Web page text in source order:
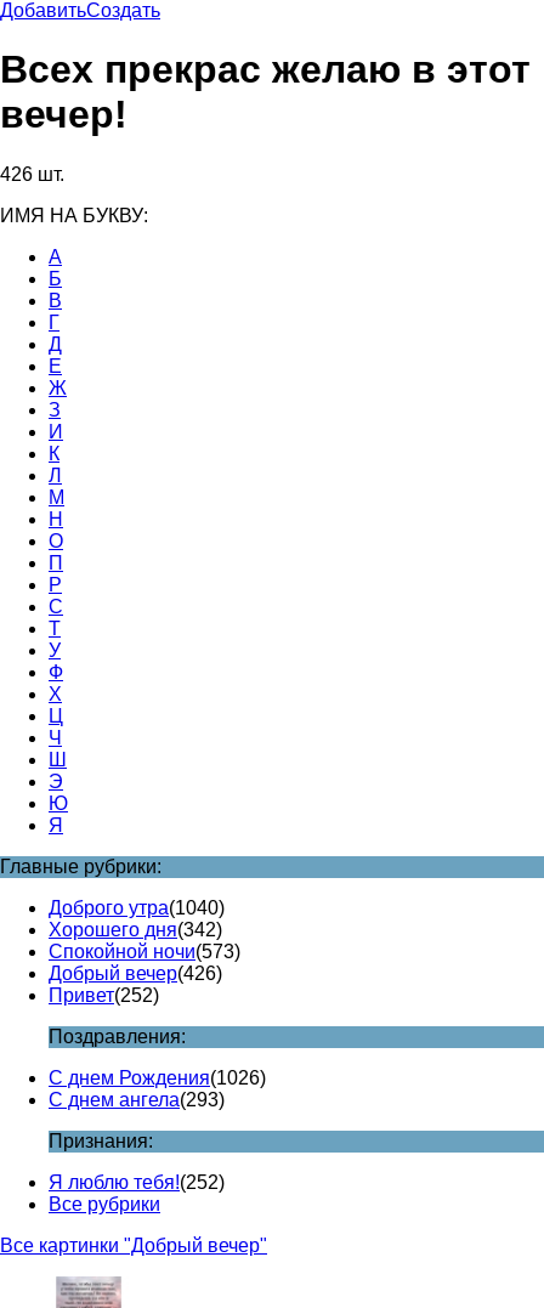
ДобавитьСоздать
Всех прекрас желаю в этот
вечер!
426 шт.
ИМЯ НА БУКВУ:
А
Б
В
Г
Д
Е
Ж
З
И
К
Л
М
Н
О
П
Р
С
Т
У
Ф
Х
Ц
Ч
Ш
Э
Ю
Я
Главные рубрики:
Доброго утра(1040)
Хорошего дня(342)
Спокойной ночи(573)
Добрый вечер(426)
Привет(252)
Поздравления:
С днем Рождения(1026)
С днем ангела(293)
Признания:
Я люблю тебя!(252)
Все рубрики
Все картинки "Добрый вечер"